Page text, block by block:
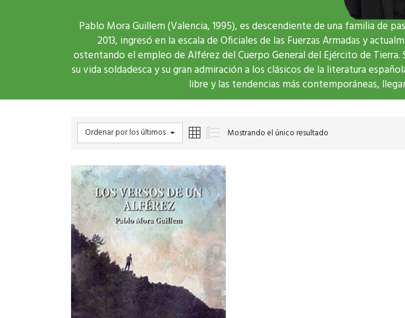
Pablo Mora Guillem (Valencia, 1995), es descendiente de una familia de
2013, ingresó en la escala de Oficiales de las Fuerzas Armadas y
ostentando el empleo de Alférez del Cuerpo General del Ejército de
su vida soldadesca y su gran admiración a los clásicos de la literatura
libre y las tendencias más contemporáneas,
Ordenar por los últimos Mostrando el único resultado